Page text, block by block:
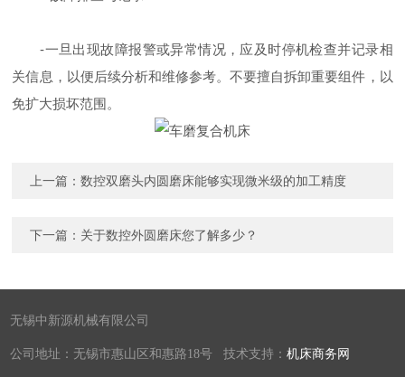
-一旦出现故障报警或异常情况，应及时停机检查并记录相
关信息，以便后续分析和维修参考。不要擅自拆卸重要组件，以
免扩大损坏范围。
上一篇：数控双磨头内圆磨床能够实现微米级的加工精度
下一篇： 关于数控外圆磨床您了解多少？
无锡中新源机械有限公司
公司地址：无锡市惠山区和惠路18号 技术支持：机床商务网